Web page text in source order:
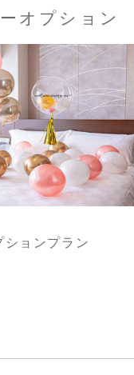
オプション
ションプラン